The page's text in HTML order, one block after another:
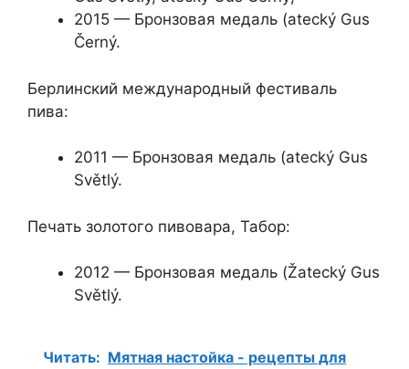
2015 — Бронзовая медаль (atecký Gus
Černý.
Берлинский международный фестиваль
пива:
2011 — Бронзовая медаль (atecký Gus
Světlý.
Печать золотого пивовара, Табор:
2012 — Бронзовая медаль (Žatecký Gus
Světlý.
Читать: Мятная настойка - рецепты для